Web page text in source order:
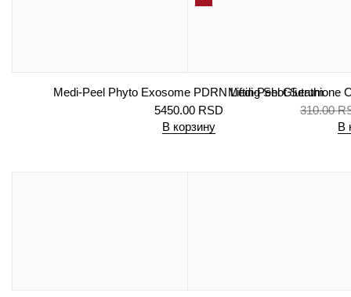
Medi-Peel Phyto Exosome PDRN Lifting Shot Serum
5450.00 RSD
В корзину
Medi-Peel Glutathione
310.00
В